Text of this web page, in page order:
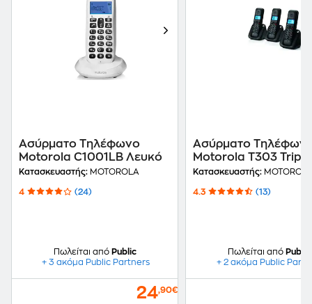
Ασύρματο Τηλέφωνο
Motorola C1001LΒ Λευκό
Κατασκευαστής: MOTOROLA
4 (24)
Πωλείται από Public
+ 3 ακόμα Public Partners
24,90€
Ασύρματο
Motorola T303
Μαύρο
Κατασκευαστής:
4.3 (13)
Πωλείται από Public
+ 2 ακόμα Public